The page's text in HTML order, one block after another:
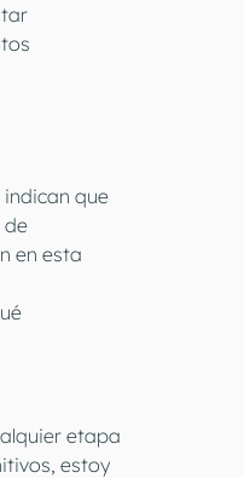
que
de
en esta
etapa
estoy